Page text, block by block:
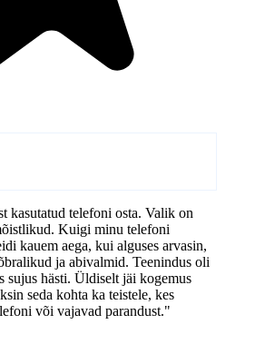
kasutatud telefoni osta. Valik on
Kuigi minu telefoni
kauem aega, kui alguses arvasin,
ja abivalmid. Teenindus oli
sujus hästi. Üldiselt jäi kogemus
seda kohta ka teistele, kes
või vajavad parandust."